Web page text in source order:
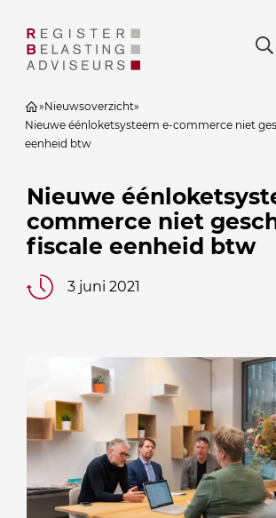
»Nieuwsoverzicht»
Nieuwe éénloketsysteem e-commerce niet
eenheid btw
Nieuwe
commerce niet
fiscale eenheid btw
3 juni 2021